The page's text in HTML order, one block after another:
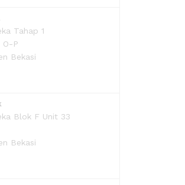
Tahap 1
O-P
Bekasi
Blok F Unit 33
Bekasi